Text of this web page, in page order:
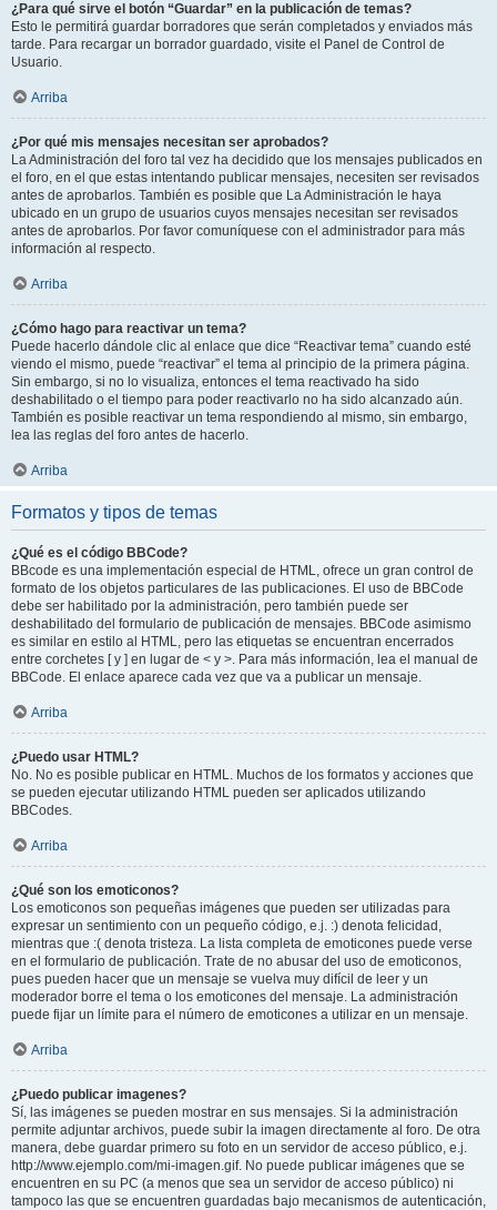
¿Para qué sirve el botón “Guardar” en la publicación de temas?
Esto le permitirá guardar borradores que serán completados y enviados más
tarde. Para recargar un borrador guardado, visite el Panel de Control de
Usuario.
Arriba
¿Por qué mis mensajes necesitan ser aprobados?
La Administración del foro tal vez ha decidido que los mensajes publicados en
el foro, en el que estas intentando publicar mensajes, necesiten ser revisados
antes de aprobarlos. También es posible que La Administración le haya
ubicado en un grupo de usuarios cuyos mensajes necesitan ser revisados
antes de aprobarlos. Por favor comuníquese con el administrador para más
información al respecto.
Arriba
¿Cómo hago para reactivar un tema?
Puede hacerlo dándole clic al enlace que dice “Reactivar tema” cuando esté
viendo el mismo, puede “reactivar” el tema al principio de la primera página.
Sin embargo, si no lo visualiza, entonces el tema reactivado ha sido
deshabilitado o el tiempo para poder reactivarlo no ha sido alcanzado aún.
También es posible reactivar un tema respondiendo al mismo, sin embargo,
lea las reglas del foro antes de hacerlo.
Arriba
Formatos y tipos de temas
¿Qué es el código BBCode?
BBcode es una implementación especial de HTML, ofrece un gran control de
formato de los objetos particulares de las publicaciones. El uso de BBCode
debe ser habilitado por la administración, pero también puede ser
deshabilitado del formulario de publicación de mensajes. BBCode asimismo
es similar en estilo al HTML, pero las etiquetas se encuentran encerrados
entre corchetes [ y ] en lugar de < y >. Para más información, lea el manual de
BBCode. El enlace aparece cada vez que va a publicar un mensaje.
Arriba
¿Puedo usar HTML?
No. No es posible publicar en HTML. Muchos de los formatos y acciones que
se pueden ejecutar utilizando HTML pueden ser aplicados utilizando
BBCodes.
Arriba
¿Qué son los emoticonos?
Los emoticonos son pequeñas imágenes que pueden ser utilizadas para
expresar un sentimiento con un pequeño código, e.j. :) denota felicidad,
mientras que :( denota tristeza. La lista completa de emoticones puede verse
en el formulario de publicación. Trate de no abusar del uso de emoticonos,
pues pueden hacer que un mensaje se vuelva muy difícil de leer y un
moderador borre el tema o los emoticones del mensaje. La administración
puede fijar un límite para el número de emoticones a utilizar en un mensaje.
Arriba
¿Puedo publicar imagenes?
Sí, las imágenes se pueden mostrar en sus mensajes. Si la administración
permite adjuntar archivos, puede subir la imagen directamente al foro. De otra
manera, debe guardar primero su foto en un servidor de acceso público, e.j.
http://www.ejemplo.com/mi-imagen.gif. No puede publicar imágenes que se
encuentren en su PC (a menos que sea un servidor de acceso público) ni
tampoco las que se encuentren guardadas bajo mecanismos de autenticación,